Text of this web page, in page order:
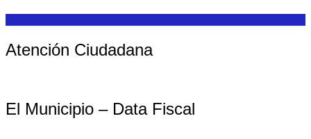
Atención Ciudadana
El Municipio – Data Fiscal